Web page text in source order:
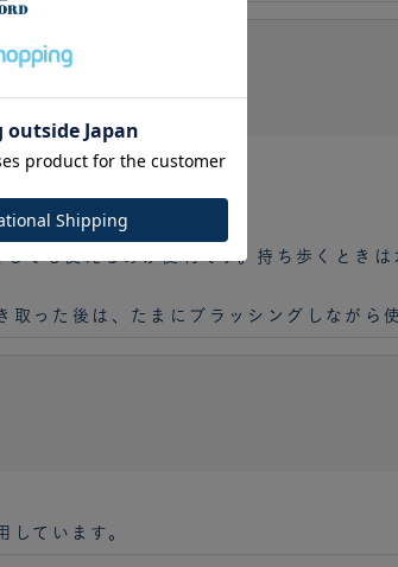
変楽！ です。
ても使えるのが便利です。持ち歩くとき
った後は、たまにブラッシングしながら
ています。